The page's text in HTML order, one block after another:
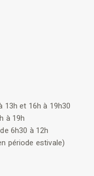
13h et 16h à 19h30
à 19h
6h30 à 12h
période estivale)